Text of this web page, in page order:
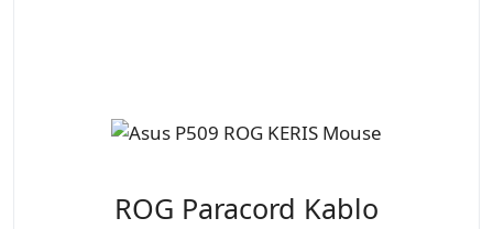
ROG Paracord Kablo